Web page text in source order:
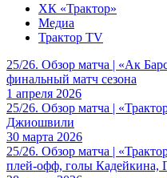
ХК «Трактор»
Медиа
Трактор TV
25/26. Обзор матча | «Ак
финальный матч сезона
1 апреля 2026
25/26. Обзор матча |
Джиошвили
30 марта 2026
25/26. Обзор матча |
плей-офф, голы Кадейкина,